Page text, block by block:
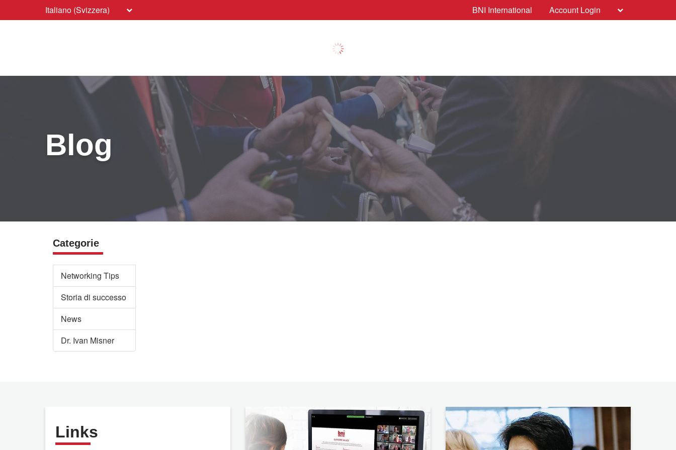
Italiano (Svizzera) BNI International Account Login
Blog
Categorie
Networking Tips
Storia di successo
News
Dr. Ivan Misner
Links